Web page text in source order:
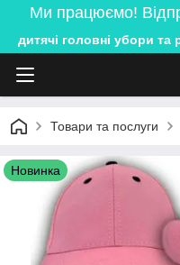
Ми працюємо!
дитячі головні убори
Товари та послуги
Новинка